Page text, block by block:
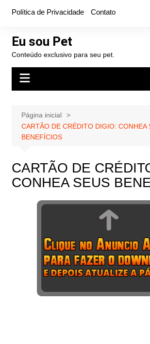
conteúdo
Política de Privacidade Contato
Eu sou Pet
Conteúdo exclusivo para seu pet.
Página inicial
CARTÃO DE CRÉDITO DIGIO: CONHEA
BENEFÍCIOS
CARTÃO DE
CONHEA SEUS